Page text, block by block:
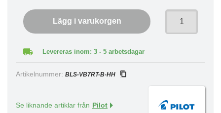
Lägg i varukorgen
Levereras inom: 3 - 5 arbetsdagar
Artikelnummer: BLS-VB7RT-B-HH
Se liknande artiklar från Pilot